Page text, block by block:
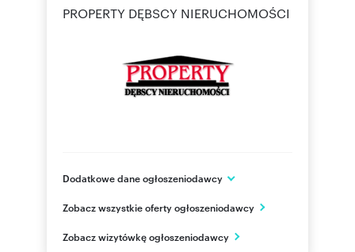
PROPERTY DĘBSCY NIERUCHOMOŚCI
Dodatkowe dane ogłoszeniodawcy
Łódź
PL
Zobacz wszystkie oferty ogłoszeniodawcy
Zobacz wizytówkę ogłoszeniodawcy